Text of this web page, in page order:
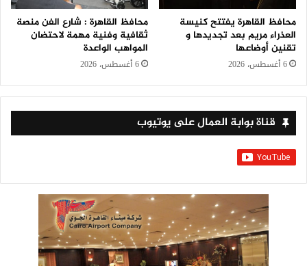
محافظ القاهرة يفتتح كنيسة
العذراء مريم بعد تجديدها و
تقنين أوضاعها
6 أغسطس، 2026
محافظ القاهرة : شارع الفن منصة
ثقافية وفنية مهمة لاحتضان
المواهب الواعدة
6 أغسطس، 2026
قناة بوابة العمال على يوتيوب